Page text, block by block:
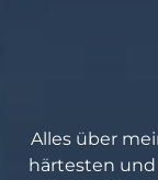
Alles über
härtesten